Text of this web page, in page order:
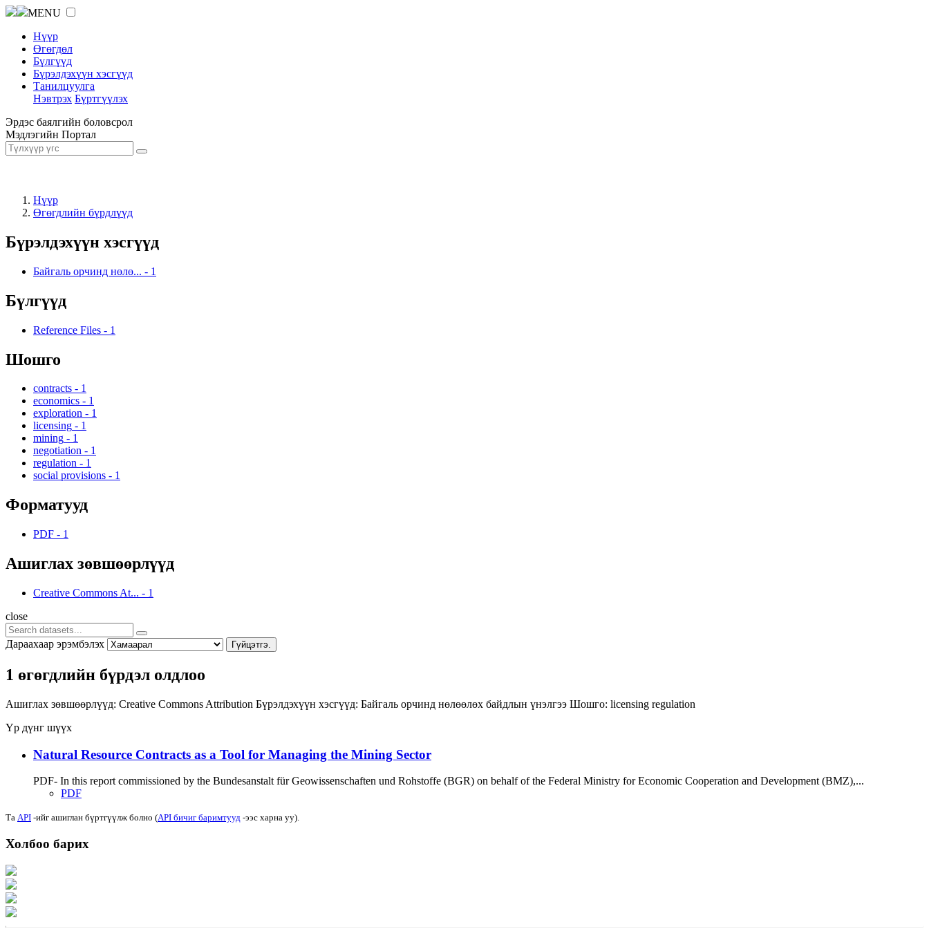
MENU
Нүүр
Өгөгдөл
Бүлгүүд
Бүрэлдэхүүн хэсгүүд
Танилцуулга
Нэвтрэх Бүртгүүлэх
Эрдэс баялгийн боловсрол
Мэдлэгийн Портал
Нүүр
Өгөгдлийн бүрдлүүд
Бүрэлдэхүүн хэсгүүд
Байгаль орчинд нөлө... - 1
Бүлгүүд
Reference Files - 1
Шошго
contracts - 1
economics - 1
exploration - 1
licensing - 1
mining - 1
negotiation - 1
regulation - 1
social provisions - 1
Форматууд
PDF - 1
Ашиглах зөвшөөрлүүд
Creative Commons At... - 1
close
Дараахаар эрэмбэлэх Гүйцэтгэ.
1 өгөгдлийн бүрдэл олдлоо
Ашиглах зөвшөөрлүүд: Creative Commons Attribution Бүрэлдэхүүн хэсгүүд: Байгаль орчинд нөлөөлөх байдлын үнэлгээ Шошго: licensing regulation
Үр дүнг шүүх
Natural Resource Contracts as a Tool for Managing the Mining Sector
PDF- In this report commissioned by the Bundesanstalt für Geowissenschaften und Rohstoffe (BGR) on behalf of the Federal Ministry for Economic Cooperation and Development (BMZ),...
PDF
Та API -ийг ашиглан бүртгүүлж болно (API бичиг баримтууд -ээс харна уу).
Холбоо барих